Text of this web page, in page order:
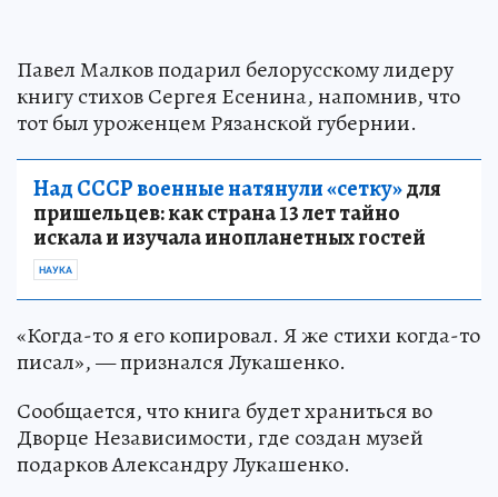
Павел Малков подарил белорусскому лидеру
книгу стихов Сергея Есенина, напомнив, что
тот был уроженцем Рязанской губернии.
Над СССР военные натянули «сетку»для
пришельцев: как страна 13 лет тайно
искала и изучала инопланетных гостей
НАУКА
«Когда-то я его копировал. Я же стихи когда-то
писал», — признался Лукашенко.
Сообщается, что книга будет храниться во
Дворце Независимости, где создан музей
подарков Александру Лукашенко.